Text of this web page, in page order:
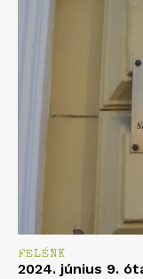
FELÉNK
2024. június 9.